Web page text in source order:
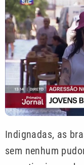
Indignadas, as
sem nenhum